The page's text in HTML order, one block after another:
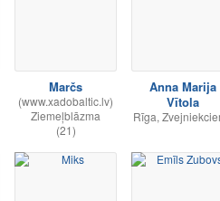
Marčs
(www.xadobaltic.lv)
Ziemeļblāzma
(21)
Anna Marija
Vītola
Rīga,